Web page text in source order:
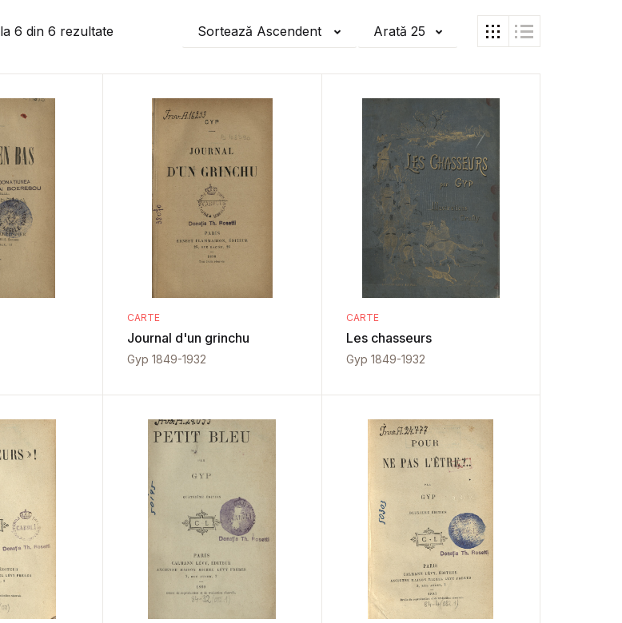
la 6 din 6 rezultate Sortează Ascendent Arată 25
CARTE
Journal d'un grinchu
Gyp 1849-1932
CARTE
Les chasseurs
Gyp 1849-1932